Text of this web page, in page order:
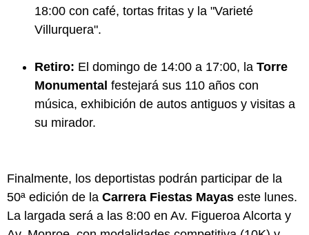
18:00 con café, tortas fritas y la "Varieté
Villurquera".
Retiro: El domingo de 14:00 a 17:00, la Torre
Monumental festejará sus 110 años con
música, exhibición de autos antiguos y visitas a
su mirador.
Finalmente, los deportistas podrán participar de la
50ª edición de la Carrera Fiestas Mayas este lunes.
La largada será a las 8:00 en Av. Figueroa Alcorta y